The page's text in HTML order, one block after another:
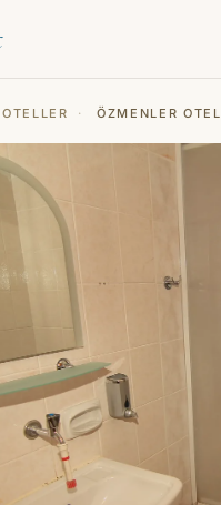
OTELLER · ÖZMENLER OTEL